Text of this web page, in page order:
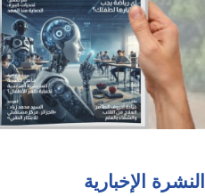
النشرة الإخبارية